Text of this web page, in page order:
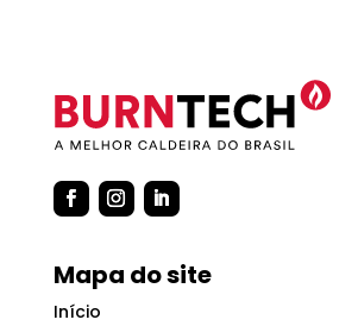
Mapa do site
Início